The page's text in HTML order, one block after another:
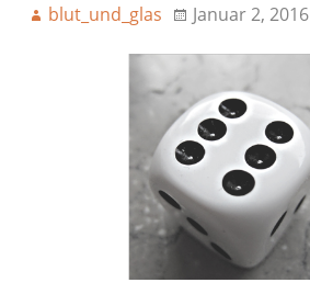
blut_und_glas Januar 2, 2016